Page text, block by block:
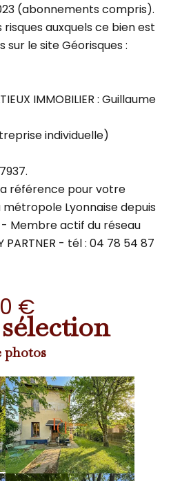
(abonnements compris).
auxquels ce bien est
sur le site Géorisques :
IMMOBILIER : Guillaume
individuelle)
référence pour votre
Lyonnaise depuis
- Membre actif du réseau
PARTNER - tél : 04 78 54 87
€
photos